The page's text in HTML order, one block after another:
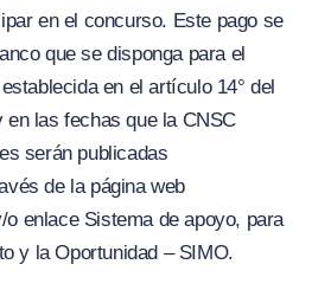
en el concurso. Este pago se
que se disponga para el
en el artículo 14° del
en las fechas que la CNSC
serán publicadas
de la página web
enlace Sistema de apoyo, para
y la Oportunidad – SIMO.